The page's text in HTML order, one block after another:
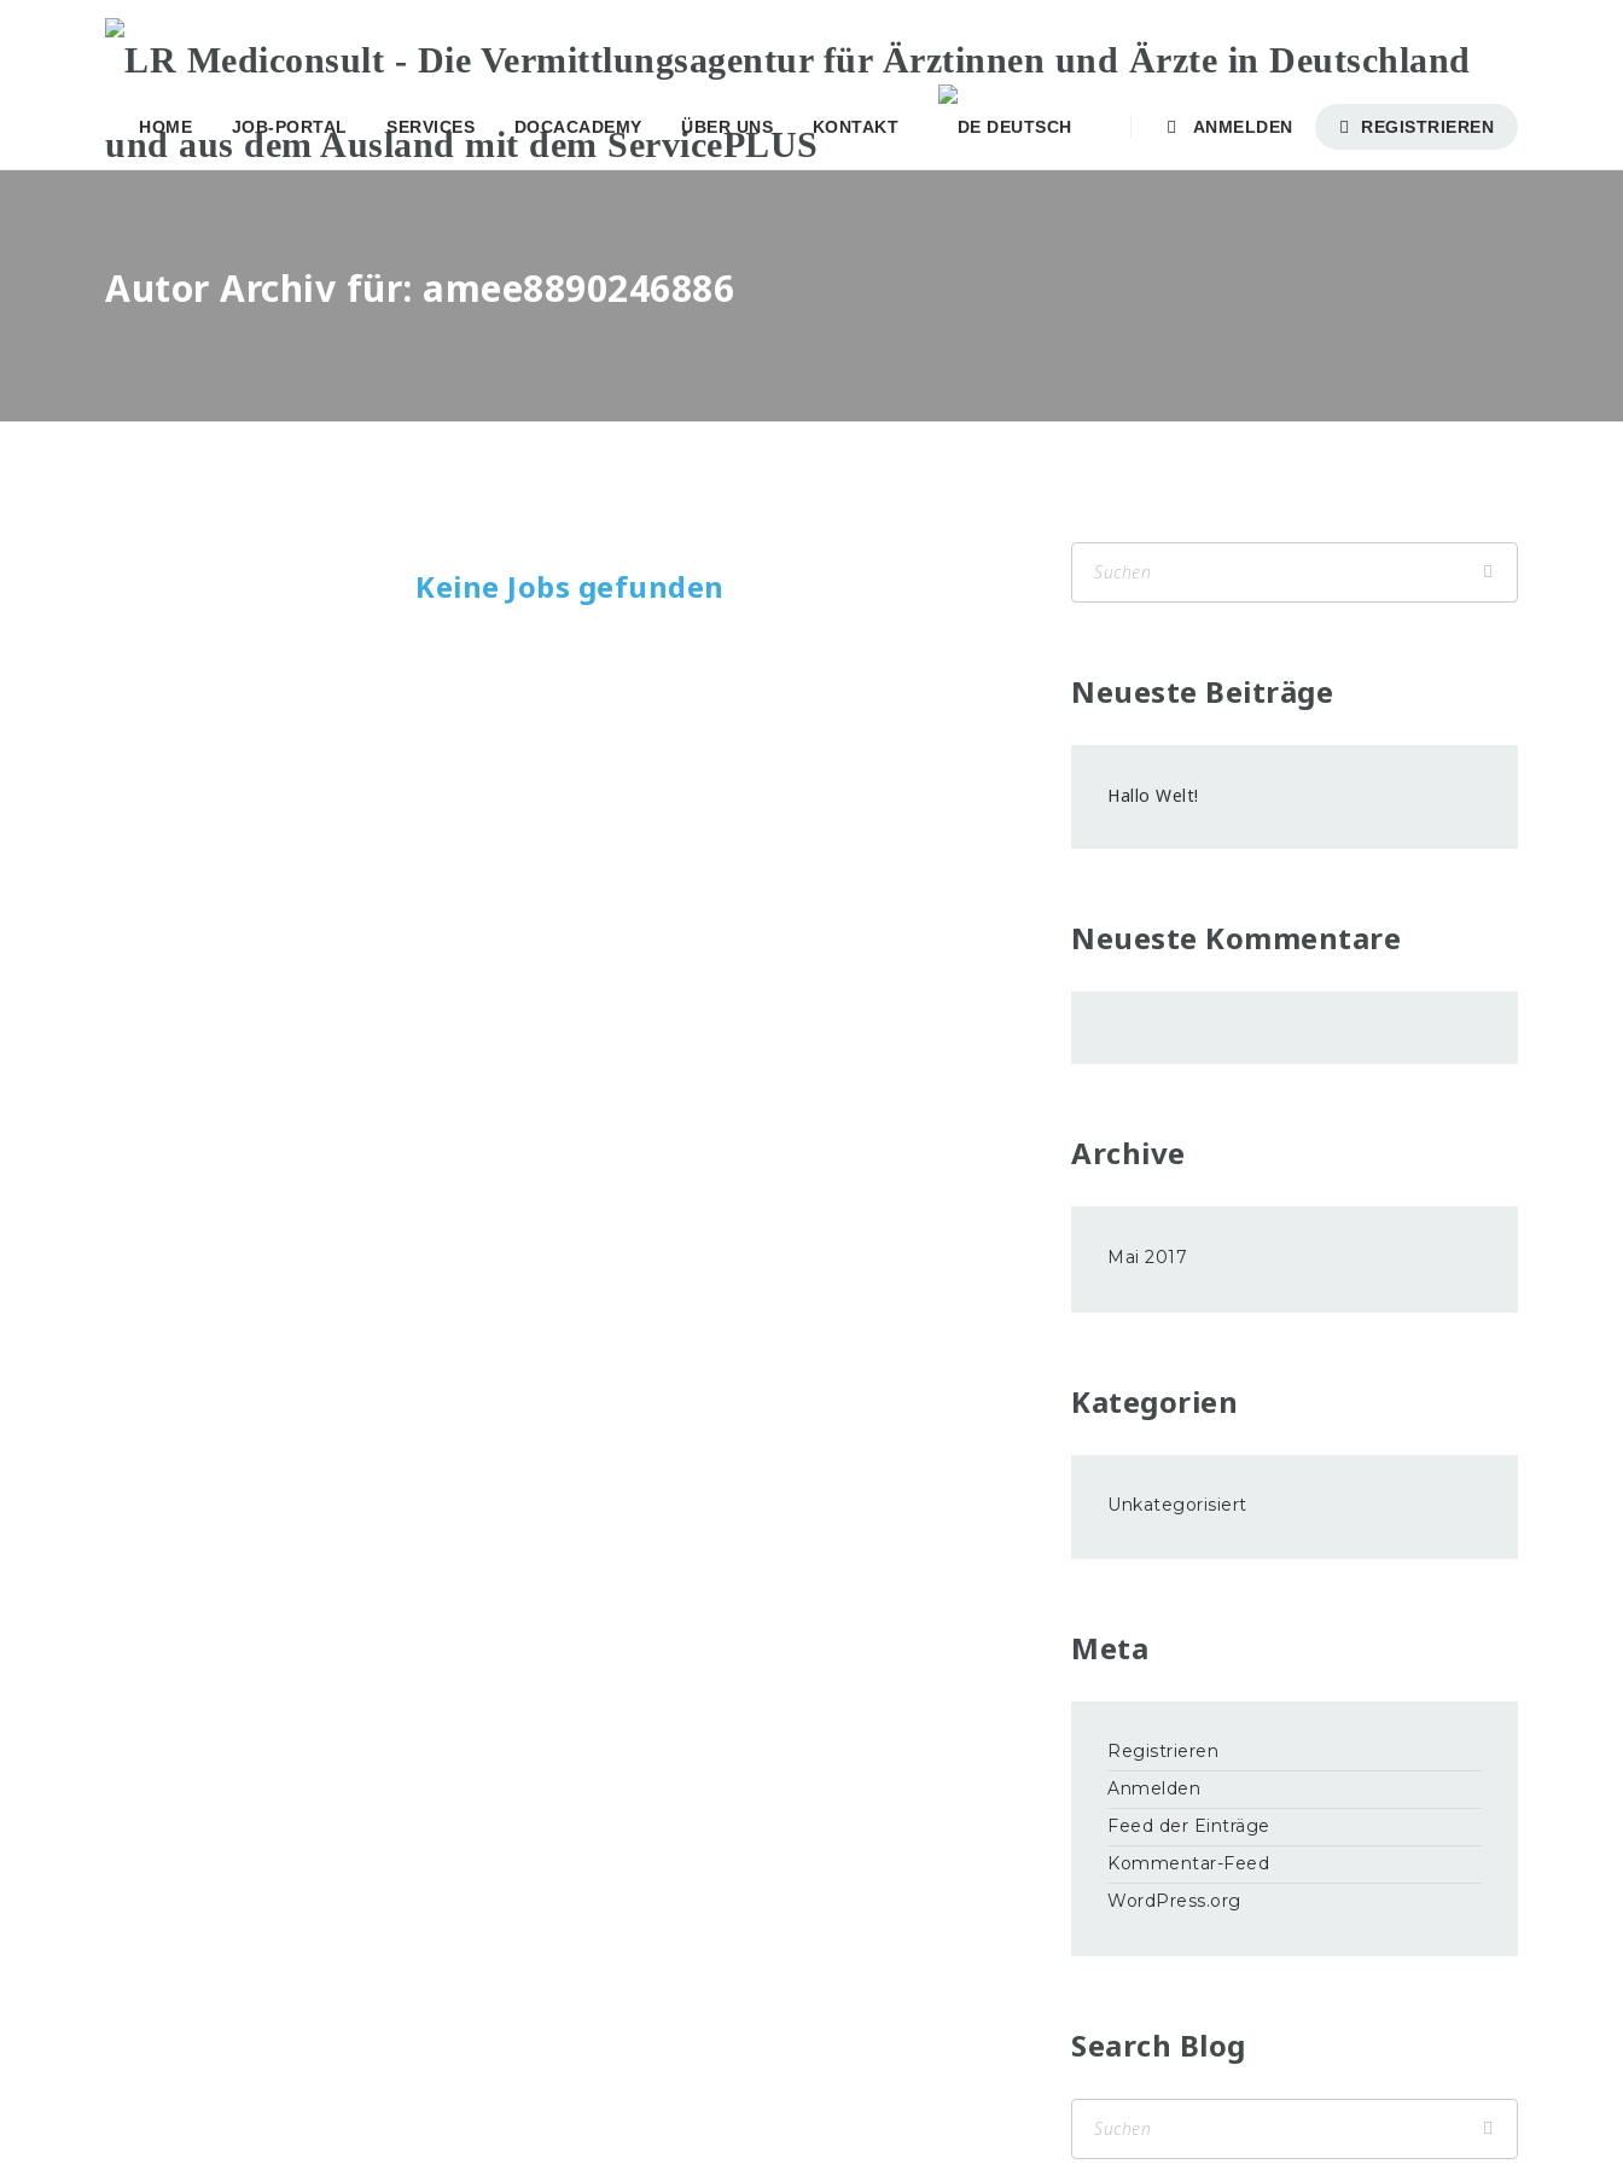
HOME JOB-PORTAL SERVICES DOCACADEMY ÜBER UNS KONTAKT DEUTSCH ANMELDEN REGISTRIEREN
Autor Archiv für: amee8890246886
Keine Jobs gefunden
Neueste Beiträge
Hallo Welt!
Neueste Kommentare
Archive
Mai 2017
Kategorien
Unkategorisiert
Meta
Registrieren
Anmelden
Feed der Einträge
Kommentar-Feed
WordPress.org
Search Blog